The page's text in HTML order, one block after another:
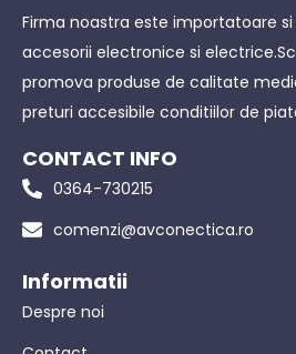
Firma noastra este importatoare
accesorii electronice si
promova produse de calitate
preturi accesibile conditiilor de
CONTACT INFO
0364-730215
comenzi@avconectica.ro
Informatii
Despre noi